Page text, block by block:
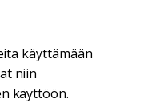
käyttämään
niin
käyttöön.